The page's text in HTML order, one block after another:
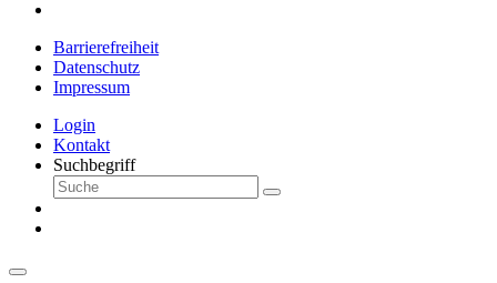
Barrierefreiheit
Datenschutz
Impressum
Login
Kontakt
Suchbegriff